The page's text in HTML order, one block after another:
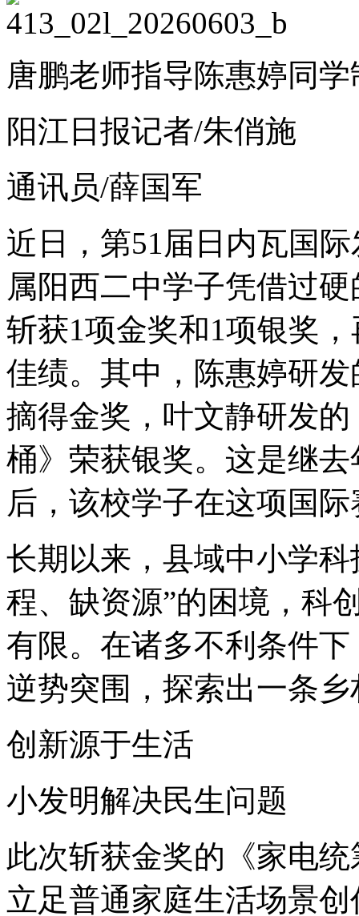
唐鹏老师指导陈惠婷同
阳江日报记者/朱俏施
通讯员/薛国军
近日，第51届日内瓦国
属阳西二中学子凭借过
斩获1项金奖和1项银奖
佳绩。其中，陈惠婷研
摘得金奖，叶文静研发
桶》荣获银奖。这是继
后，该校学子在这项国
长期以来，县域中小学
程、缺资源”的困境，科
有限。在诸多不利条件
逆势突围，探索出一条
创新源于生活
小发明解决民生问题
此次斩获金奖的《家电
立足普通家庭生活场景